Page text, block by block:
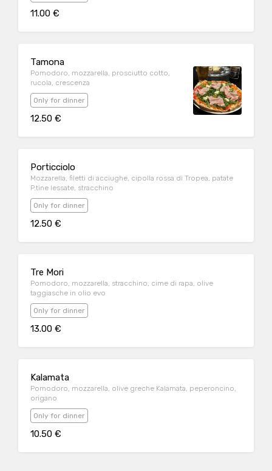
11.00 €
Tamona
Pomodoro, mozzarella, prosciutto cotto,
rucola, crescenza
Only for dinner
12.50 €
Porticciolo
Mozzarella, filetti di acciughe, cipolla rossa di Tropea, patate
P.tine lessate, stracchino
Only for dinner
12.50 €
Tre Mori
Pomodoro, mozzarella, stracchino, cime di rapa, olive
taggiasche in olio evo
Only for dinner
13.00 €
Kalamata
Pomodoro, mozzarella, olive greche Kalamata, peperoncino,
origano
Only for dinner
10.50 €